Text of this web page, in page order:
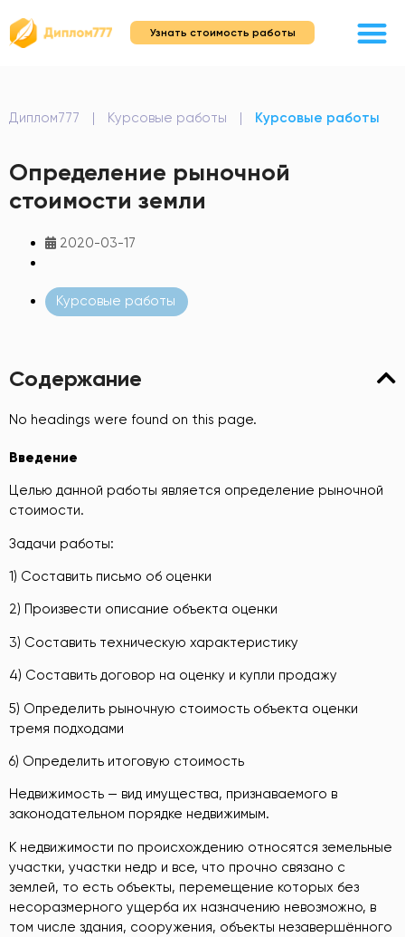
Узнать стоимость работы
Диплом777 | Курсовые работы | Курсовые работы
Определение рыночной
стоимости земли
2020-03-17
Курсовые работы
Содержание
No headings were found on this page.
Введение
Целью данной работы является определение рыночной
стоимости.
Задачи работы:
1) Составить письмо об оценки
2) Произвести описание объекта оценки
3) Составить техническую характеристику
4) Составить договор на оценку и купли продажу
5) Определить рыночную стоимость объекта оценки
тремя подходами
6) Определить итоговую стоимость
Недвижимость — вид имущества, признаваемого в
законодательном порядке недвижимым.
К недвижимости по происхождению относятся земельные
участки, участки недр и все, что прочно связано с
землей, то есть объекты, перемещение которых без
несоразмерного ущерба их назначению невозможно, в
том числе здания, сооружения, объекты незавершённого